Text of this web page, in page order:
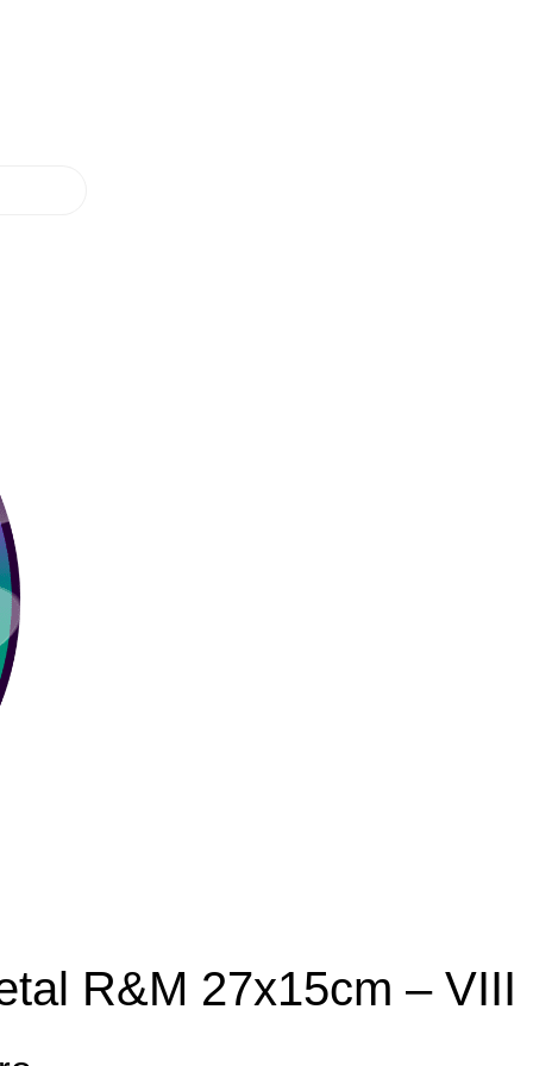
R&M 27x15cm – VIII